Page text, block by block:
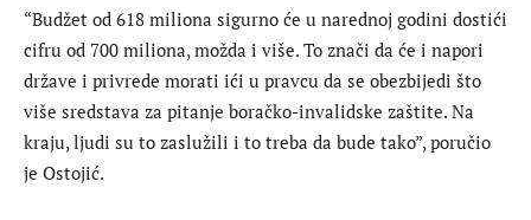
“Budžet od 618 miliona sigurno će u narednoj godini dostići
cifru od 700 miliona, možda i više. To znači da će i napori
države i privrede morati ići u pravcu da se obezbijedi što
više sredstava za pitanje boračko-invalidske zaštite. Na
kraju, ljudi su to zaslužili i to treba da bude tako”, poručio
je Ostojić.